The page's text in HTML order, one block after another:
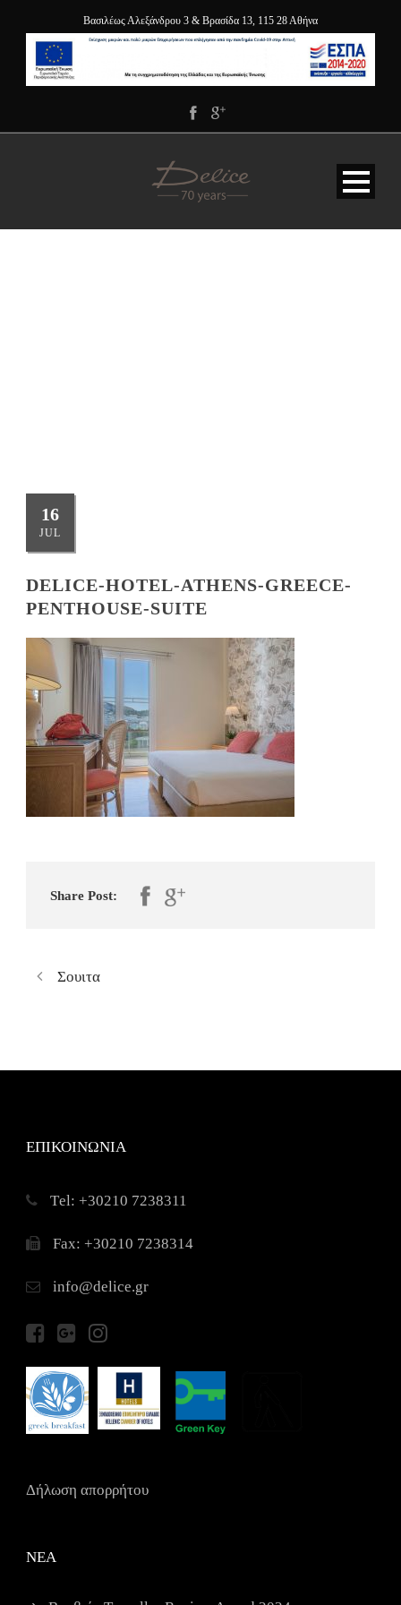
Βασιλέως Αλεξάνδρου 3 & Βρασίδα 13, 115 28 Αθήνα
16
JUL
DELICE-HOTEL-ATHENS-GREECE-
PENTHOUSE-SUITE
Share Post:
Σουιτα
ΕΠΙΚΟΙΝΩΝΙΑ
Τel: +30210 7238311
Fax: +30210 7238314
info@delice.gr
Δήλωση απορρήτου
ΝΕΑ